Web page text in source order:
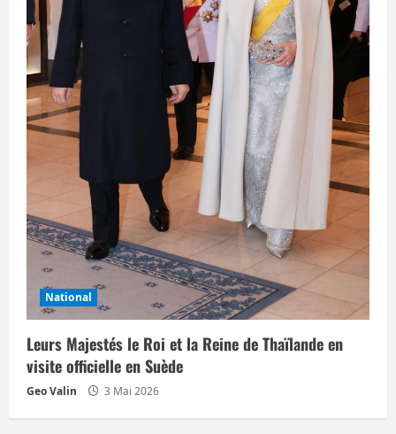
National
Leurs Majestés le Roi et la Reine de Thaïlande en
visite officielle en Suède
Geo Valin 3 Mai 2026